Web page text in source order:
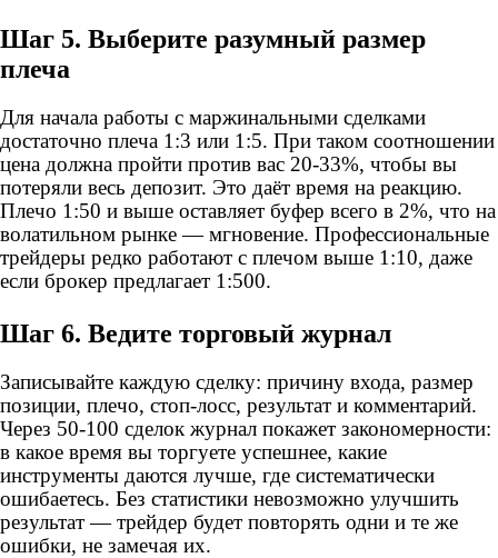
Шаг 5. Выберите разумный размер
плеча
Для начала работы с маржинальными сделками
достаточно плеча 1:3 или 1:5. При таком соотношении
цена должна пройти против вас 20-33%, чтобы вы
потеряли весь депозит. Это даёт время на реакцию.
Плечо 1:50 и выше оставляет буфер всего в 2%, что на
волатильном рынке — мгновение. Профессиональные
трейдеры редко работают с плечом выше 1:10, даже
если брокер предлагает 1:500.
Шаг 6. Ведите торговый журнал
Записывайте каждую сделку: причину входа, размер
позиции, плечо, стоп-лосс, результат и комментарий.
Через 50-100 сделок журнал покажет закономерности:
в какое время вы торгуете успешнее, какие
инструменты даются лучше, где систематически
ошибаетесь. Без статистики невозможно улучшить
результат — трейдер будет повторять одни и те же
ошибки, не замечая их.